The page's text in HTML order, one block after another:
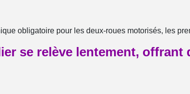
obligatoire pour les deux-roues motorisés, les
se relève lentement,